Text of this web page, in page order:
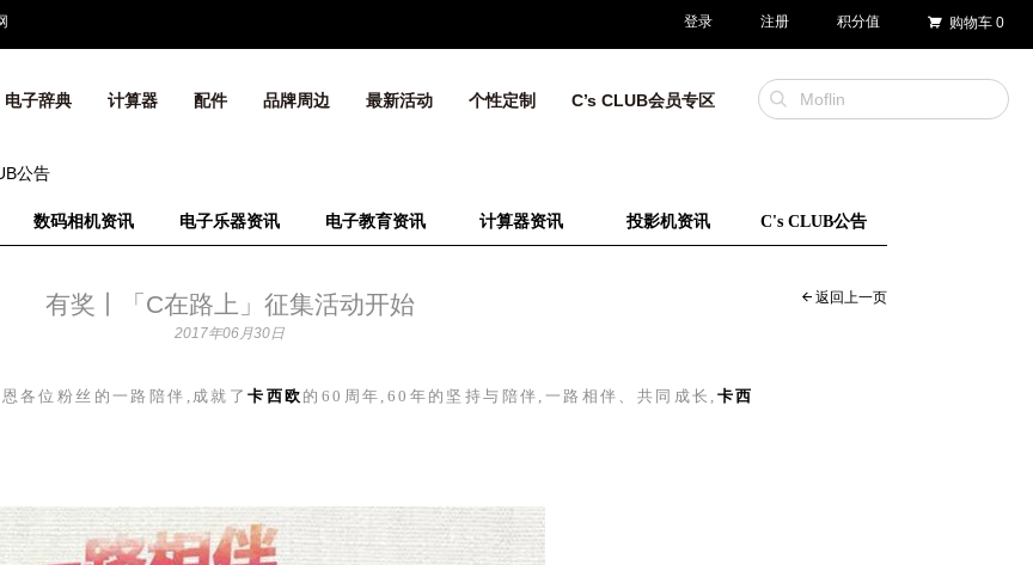
登录 注册 积分值 购物车 0
电子辞典 计算器 配件 品牌周边 最新活动 个性定制 C’s CLUB会员专区
公告
数码相机资讯 电子乐器资讯 电子教育资讯 计算器资讯 投影机资讯 C's CLUB公告
有奖丨「C在路上」征集活动开始 返回上一页
2017年06月30日
恩各位粉丝的一路陪伴,成就了卡西欧 的 60 周年, 60 年的坚持与陪伴,一路相伴、共同成长, 卡西